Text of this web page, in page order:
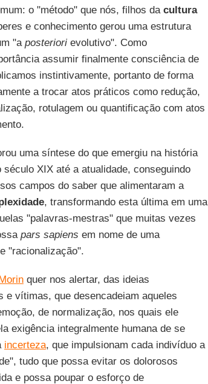
o "método" que nós, filhos da cultura
e conhecimento gerou uma estrutura
"a posteriorievolutivo". Como
assumir finalmente consciência de
instintivamente, portanto de forma
a trocar atos práticos como redução,
rotulagem ou quantificação com atos
uma síntese do que emergiu na história
XIX até a atualidade, conseguindo
campos do saber que alimentaram a
, transformando esta última em uma
"palavras-mestras" que muitas vezes
pars sapiens em nome de uma
"racionalização".
quer nos alertar, das ideias
e vítimas, que desencadeiam aqueles
de normalização, nos quais ele
exigência integralmente humana de se
incerteza, que impulsionam cada indivíduo a
tudo que possa evitar os dolorosos
e possa poupar o esforço de